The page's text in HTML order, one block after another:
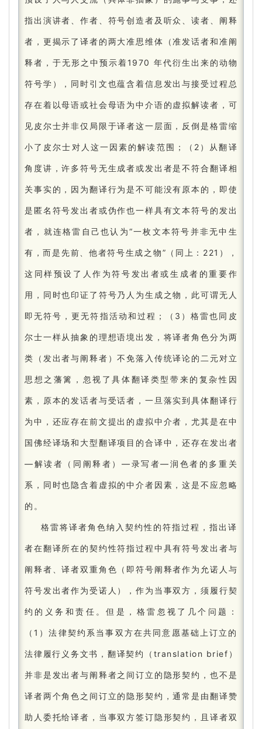
指出演讲者、作者、符号创造者及听众、读者、阐释
者，更揭示了译者的两大准思维体（准发话者和准阐
释者，于无形之中预示着1970 年代衍生出来的动物
符号学），同时引文也蕴含着信息发出与接受过程总
存在着以母语或社会母语为中介语的虚拟解读者，可
见皮尔士并非仅局限于译者这一层面，反倒是格雷缩
小了皮尔士对人这一因素的解读范围； （2）从翻译
角度讲，许多符号无生成者或发出者是不符合翻译相
关事实的，因为翻译行为是不可能没有原本的，即使
是匿名符号发出者或伪作也一样具有文本符号的发出
者，就连格雷自己也认为“一枚文本符号并非无中生
有，而是先前、他者符号生成之物”（同上： 221），
这同样预设了人作为符号发出者或生成者的重要作
用，同时也印证了符号乃人为生成之物，此可谓无人
即无符号，更无符指活动和过程； （3）格雷也同皮
尔士一样从抽象的理想语境出发，将译者角色分为两
类（发出者与阐释者）不免落入传统译论的二元对立
思想之藩篱，忽视了具体翻译类型带来的复杂性因
素，原本的发话者与受话者，一旦落实到具体翻译行
为中，还应存在前文提出的虚拟中介者，尤其是在中
国佛经译场和大型翻译项目的合译中，还存在发出者
—解读者（同阐释者）—录写者—润色者的多重关
系，同时也隐含着虚拟的中介者因素，这是不应忽略
的。
格雷将译者角色纳入契约性的符指过程，指出译
者在翻译所在的契约性符指过程中具有符号发出者与
阐释者、译者双重角色（即符号阐释者作为允诺人与
符号发出者作为受诺人），作为当事双方，须履行契
约的义务和责任。但是，格雷忽视了几个问题：
（1）法律契约系当事双方在共同意愿基础上订立的
法律履行义务文书，翻译契约（translation brief）
并非是发出者与阐释者之间订立的隐形契约，也不是
译者两个角色之间订立的隐形契约，通常是由翻译赞
助人委托给译者，当事双方签订隐形契约，且译者双